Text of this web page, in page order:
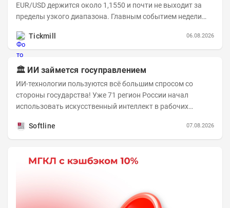
EUR/USD держится около 1,1550 и почти не выходит за
пределы узкого диапазона. Главным событием недели
Tickmill
06.08.2026
🏛️ ИИ займется госуправлением
ИИ-технологии пользуются всё большим спросом со
стороны государства! Уже 71 регион России начал
использовать искусственный интеллект в рабочих
Softline
07.08.2026